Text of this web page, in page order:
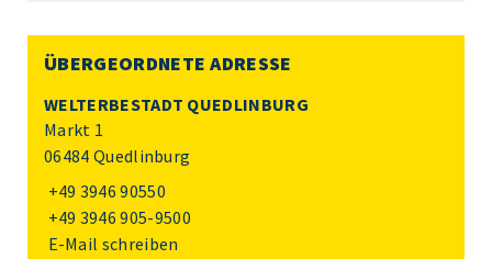
ÜBERGEORDNETE ADRESSE
WELTERBESTADT QUEDLINBURG
Markt 1
06484 Quedlinburg
+49 3946 90550
+49 3946 905-9500
E-Mail schreiben